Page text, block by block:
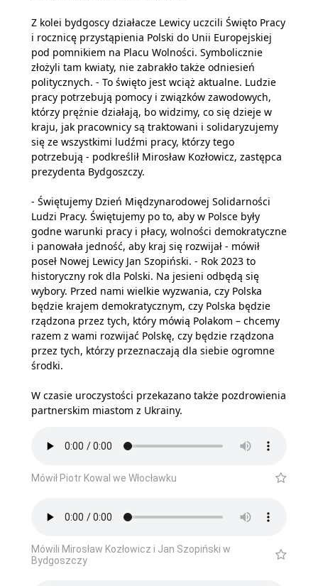
Z kolei bydgoscy działacze Lewicy uczcili Święto Pracy
i rocznicę przystąpienia Polski do Unii Europejskiej
pod pomnikiem na Placu Wolności. Symbolicznie
złożyli tam kwiaty, nie zabrakło także odniesień
politycznych. - To święto jest wciąż aktualne. Ludzie
pracy potrzebują pomocy i związków zawodowych,
którzy prężnie działają, bo widzimy, co się dzieje w
kraju, jak pracownicy są traktowani i solidaryzujemy
się ze wszystkimi ludźmi pracy, którzy tego
potrzebują - podkreślił Mirosław Kozłowicz, zastępca
prezydenta Bydgoszczy.
- Świętujemy Dzień Międzynarodowej Solidarności
Ludzi Pracy. Świętujemy po to, aby w Polsce były
godne warunki pracy i płacy, wolności demokratyczne
i panowała jedność, aby kraj się rozwijał - mówił
poseł Nowej Lewicy Jan Szopiński. - Rok 2023 to
historyczny rok dla Polski. Na jesieni odbędą się
wybory. Przed nami wielkie wyzwania, czy Polska
będzie krajem demokratycznym, czy Polska będzie
rządzona przez tych, który mówią Polakom – chcemy
razem z wami rozwijać Polskę, czy będzie rządzona
przez tych, którzy przeznaczają dla siebie ogromne
środki.
W czasie uroczystości przekazano także pozdrowienia
partnerskim miastom z Ukrainy.
Mówił Piotr Kowal we Włocławku
Mówili Mirosław Kozłowicz i Jan Szopiński w
Bydgoszczy